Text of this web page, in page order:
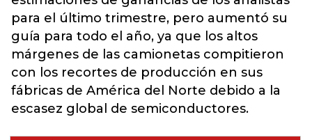
para el último trimestre, pero aumentó su
guía para todo el año, ya que los altos
márgenes de las camionetas compitieron
con los recortes de producción en sus
fábricas de América del Norte debido a la
escasez global de semiconductores.